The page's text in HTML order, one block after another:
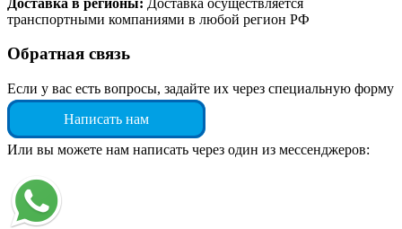
транспортными компаниями в любой регион РФ
Обратная связь
Если у вас есть вопросы, задайте их через специальную форму
Написать нам
Или вы можете нам написать через один из мессенджеров: